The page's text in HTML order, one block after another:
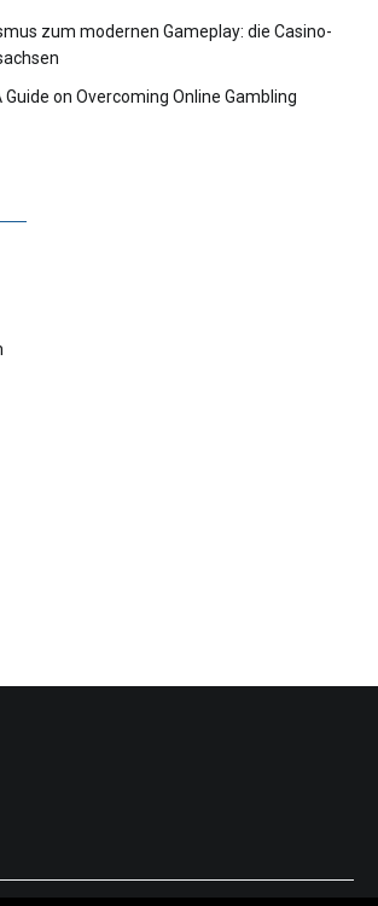
zum modernen Gameplay: die Casino-
Guide on Overcoming Online Gambling